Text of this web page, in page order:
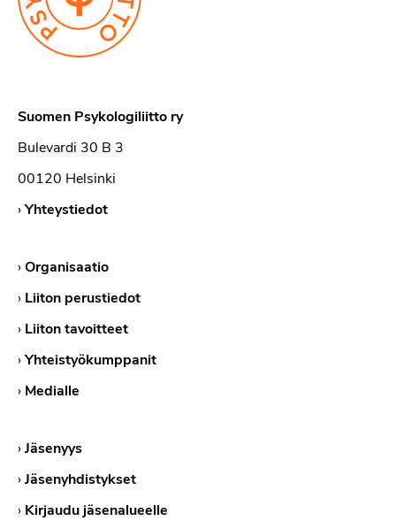
Suomen Psykologiliitto ry
Bulevardi 30 B 3
00120 Helsinki
›Yhteystiedot
›Organisaatio
› Liiton perustiedot
› Liiton tavoitteet
›Yhteistyökumppanit
› Medialle
›Jäsenyys
›Jäsenyhdistykset
› Kirjaudu jäsenalueelle